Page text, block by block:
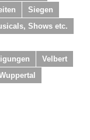
Siegen
Shows etc.
Velbert